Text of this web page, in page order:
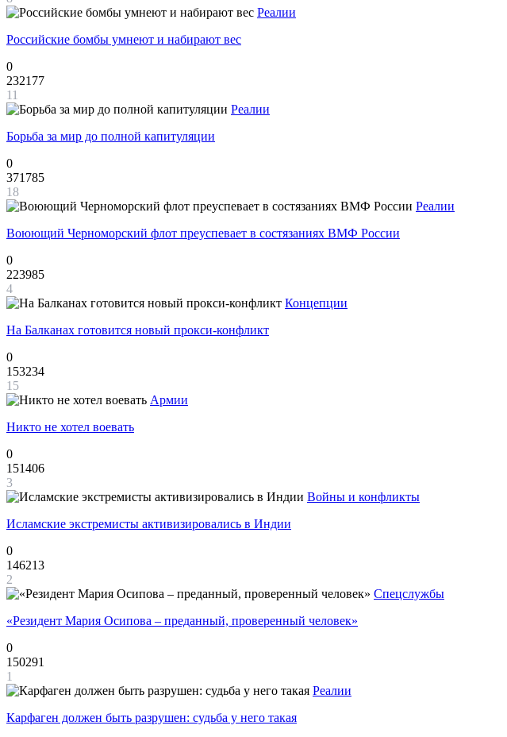
Реалии
Российские бомбы умнеют и набирают вес
0
232177
11
Реалии
Борьба за мир до полной капитуляции
0
371785
18
Реалии
Воюющий Черноморский флот преуспевает в состязаниях ВМФ России
0
223985
4
Концепции
На Балканах готовится новый прокси-конфликт
0
153234
15
Армии
Никто не хотел воевать
0
151406
3
Войны и конфликты
Исламские экстремисты активизировались в Индии
0
146213
2
Спецслужбы
«Резидент Мария Осипова – преданный, проверенный человек»
0
150291
1
Реалии
Карфаген должен быть разрушен: судьба у него такая